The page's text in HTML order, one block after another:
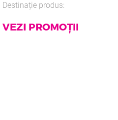
Destinație produs:
VEZI PROMOȚII